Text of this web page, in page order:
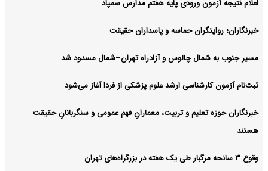
اعلام نتیجه آزمون ورودی پایه هفتم مدارس سمپاد
خبرنگاران؛ روایتگران حماسه و پاسداران حقیقت
مسیر جنوب به شمال چالوس و آزادراه تهران–شمال مسدود شد
ثبت‌نام‌ آزمون کارشناسی ارشد علوم پزشکی از فردا آغاز می‌شود
خبرنگاران حوزه تعلیم و تربیت، معمارانِ فهم عمومی و سنگربانانِ حقیقت
هستند
وقوع ۳ سانحه مرگبار طی یک هفته در بزرگراه‌های تهران